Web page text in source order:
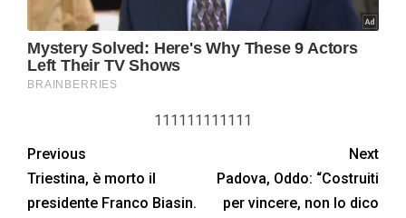
111111111111
Previous
Triestina, è morto il
presidente Franco Biasin.
Next
Padova, Oddo: “Costruiti
per vincere, non lo dico